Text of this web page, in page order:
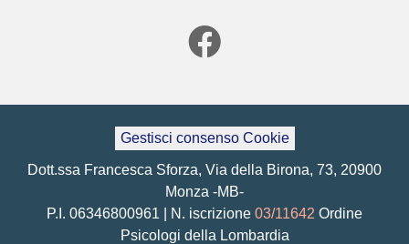
Gestisci consenso Cookie
Dott.ssa Francesca Sforza, Via della Birona, 73, 20900
Monza -MB-
P.I. 06346800961 | N. iscrizione 03/11642 Ordine
Psicologi della Lombardia